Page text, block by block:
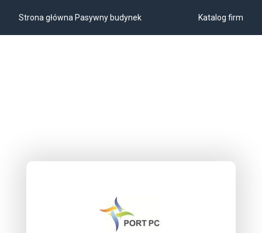
Strona główna Pasywny budynek Katalog firm